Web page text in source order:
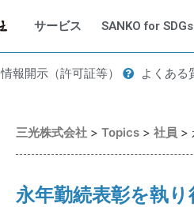
サービス SANKO for SDGs
情報開示（許可証等） よくある
三光株式会社 > Topics > 社員 >
永年勤続表彰を執り